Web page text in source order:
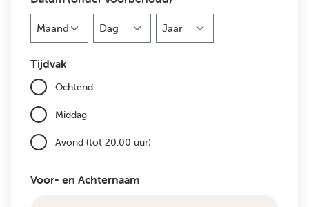
Tijdvak
Ochtend
Middag
Avond (tot 20:00 uur)
Voor- en Achternaam